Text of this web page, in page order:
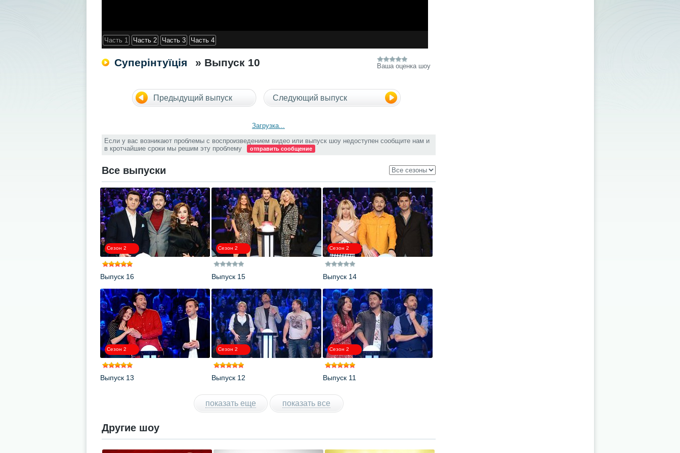
Часть 1 Часть 2 Часть 3 Часть 4
Суперінтуїція » Выпуск 10 Ваша оценка шоу
Предыдущий выпуск Следующий выпуск
Загрузка...
Если у вас возникают проблемы с воспроизведением видео или выпуск шоу недоступен сообщите нам и
в кротчайшие сроки мы решим эту проблему
отправить сообщение
Все выпуски
Сезон 2
Выпуск 16
Сезон 2
Выпуск 15
Сезон 2
Выпуск 14
Сезон 2
Выпуск 13
Сезон 2
Выпуск 12
Сезон 2
Выпуск 11
показать еще показать все
Другие шоу